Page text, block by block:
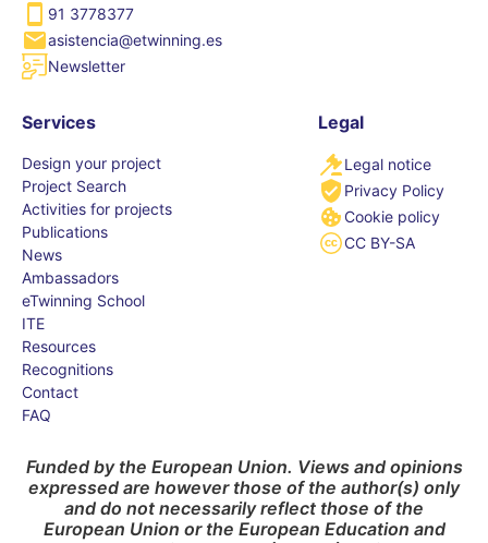
91 3778377
asistencia@etwinning.es
Newsletter
Services
Design your project
Project Search
Activities for projects
Publications
News
Ambassadors
eTwinning School
ITE
Resources
Recognitions
Contact
FAQ
Legal
Legal notice
Privacy Policy
Cookie policy
CC BY-SA
Funded by the European Union. Views and opinions
expressed are however those of the author(s) only
and do not necessarily reflect those of the
European Union or the European Education and